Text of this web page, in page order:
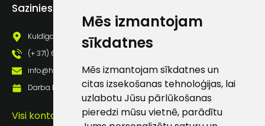
Mēs izmantojam
sīkdatnes
Mēs izmantojam sīkdatnes un
citas izsekošanas tehnoloģijas, lai
uzlabotu Jūsu pārlūkošanas
pieredzi mūsu vietnē, parādītu
Sazinies ar mums
Kuldīgas iela 69a, Saldus, Saldus nov., LV - 3801
(+ 371) 63 881 186
info@hards.lv
Darba laiks: Darbadienās: 8:00 - 17:00
Visi kontakti
Sūtīt ziņojumu
Klientu
atbalsts